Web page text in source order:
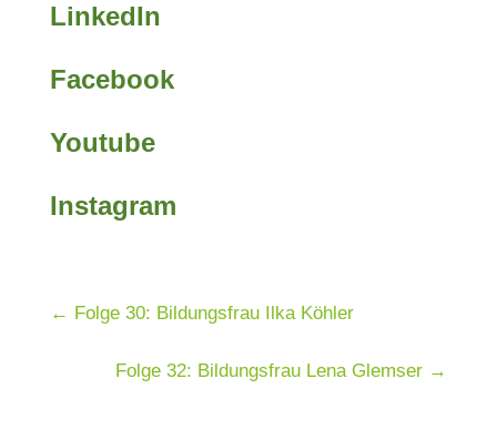
LinkedIn
Facebook
Youtube
Instagram
← Folge 30: Bildungsfrau Ilka Köhler
Folge 32: Bildungsfrau Lena Glemser →